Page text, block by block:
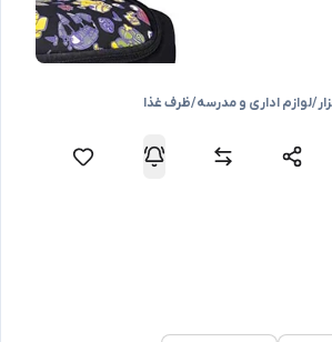
/لوازم اداری و مدرسه/ظرف غذا